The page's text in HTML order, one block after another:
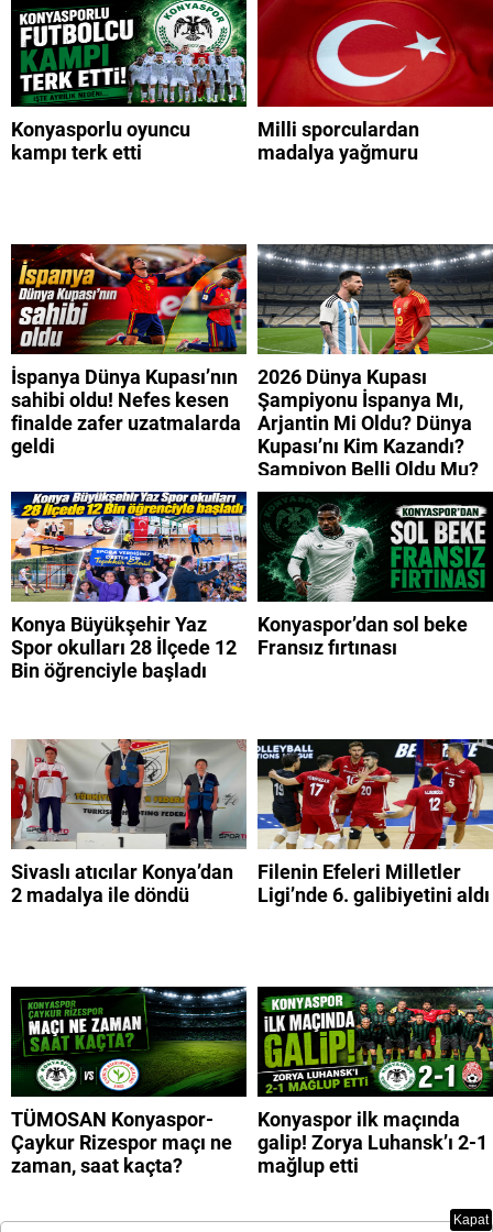
Konyasporlu oyuncu
kampı terk etti
Milli sporculardan
madalya yağmuru
İspanya Dünya Kupası’nın
sahibi oldu! Nefes kesen
finalde zafer uzatmalarda
geldi
2026 Dünya Kupası
Şampiyonu İspanya Mı,
Arjantin Mi Oldu? Dünya
Kupası’nı Kim Kazandı?
Şampiyon Belli Oldu Mu?
Konya Büyükşehir Yaz
Spor okulları 28 İlçede 12
Bin öğrenciyle başladı
Konyaspor’dan sol beke
Fransız fırtınası
Sivaslı atıcılar Konya’dan
2 madalya ile döndü
Filenin Efeleri Milletler
Ligi’nde 6. galibiyetini aldı
TÜMOSAN Konyaspor-
Çaykur Rizespor maçı ne
zaman, saat kaçta?
Konyaspor ilk maçında
galip! Zorya Luhansk’ı 2-1
mağlup etti
Kapat